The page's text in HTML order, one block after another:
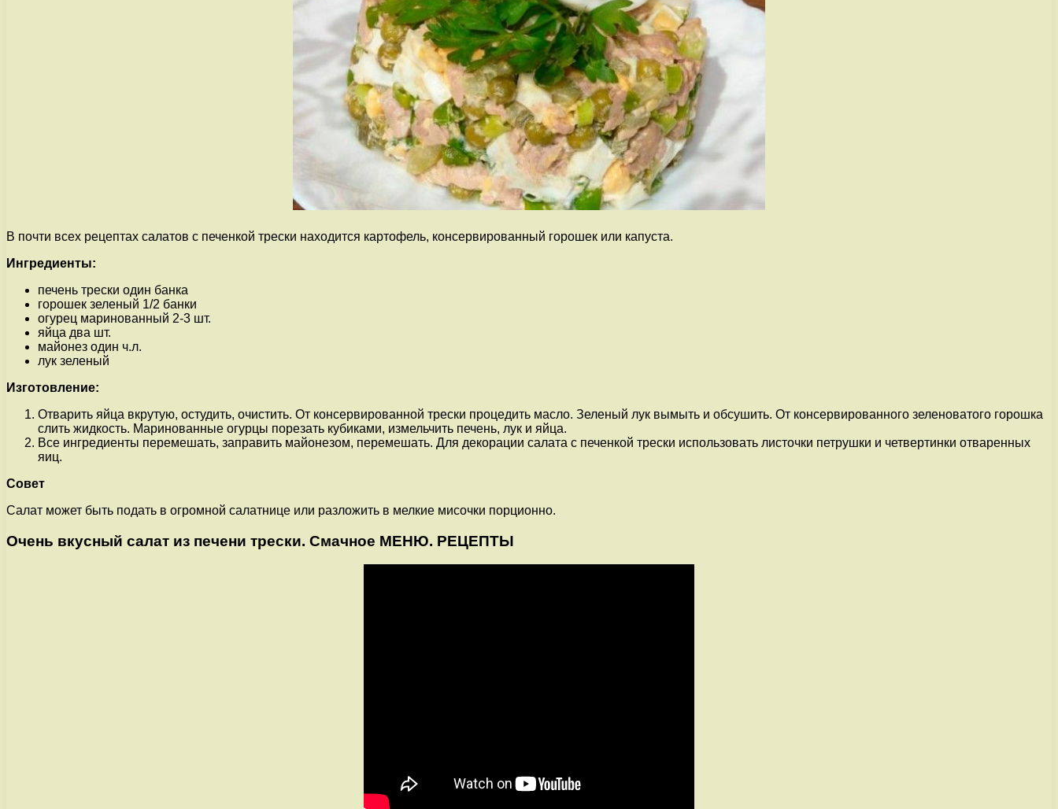
В почти всех рецептах салатов с печенкой трески находится картофель, консервированный горошек или капуста.
Ингредиенты:
печень трески один банка
горошек зеленый 1/2 банки
огурец маринованный 2-3 шт.
яйца два шт.
майонез один ч.л.
лук зеленый
Изготовление:
Отварить яйца вкрутую, остудить, очистить. От консервированной трески процедить масло. Зеленый лук вымыть и обсушить. От консервированного зеленоватого горошка
слить жидкость. Маринованные огурцы порезать кубиками, измельчить печень, лук и яйца.
Все ингредиенты перемешать, заправить майонезом, перемешать. Для декорации салата с печенкой трески использовать листочки петрушки и четвертинки отваренных
яиц.
Совет
Салат может быть подать в огромной салатнице или разложить в мелкие мисочки порционно.
Очень вкусный салат из печени трески. Смачное МЕНЮ. РЕЦЕПТЫ